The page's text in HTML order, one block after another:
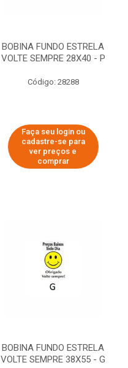
BOBINA FUNDO ESTRELA
VOLTE SEMPRE 28X40 - P
Código: 28288
Faça seu login ou
cadastre-se para
ver preços e
comprar
BOBINA FUNDO ESTRELA
VOLTE SEMPRE 38X55 - G